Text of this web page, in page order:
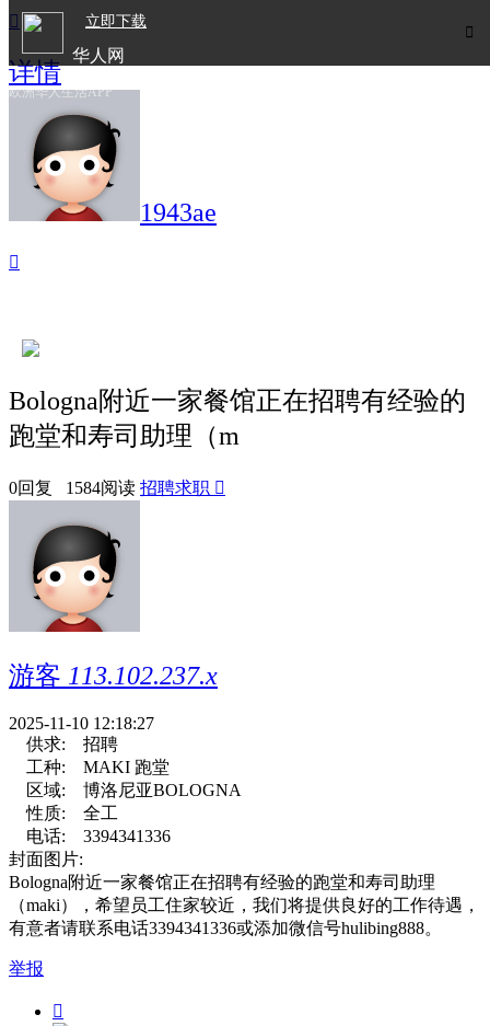

立即下载
华人网
欧洲华人生活APP

详情
1943ae

Bologna附近一家餐馆正在招聘有经验的
跑堂和寿司助理（m
0回复 1584阅读 招聘求职 
游客 113.102.237.x
2025-11-10 12:18:27
供求:
招聘
工种:
MAKI 跑堂
区域:
博洛尼亚BOLOGNA
性质:
全工
电话:
3394341336
封面图片:
Bologna附近一家餐馆正在招聘有经验的跑堂和寿司助理
（maki），希望员工住家较近，我们将提供良好的工作待遇，
有意者请联系电话3394341336或添加微信号hulibing888。
举报
